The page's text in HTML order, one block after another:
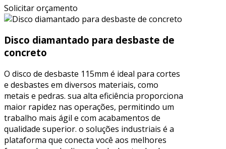
Solicitar orçamento
Disco diamantado para desbaste de
concreto
O disco de desbaste 115mm é ideal para cortes
e desbastes em diversos materiais, como
metais e pedras. sua alta eficiência proporciona
maior rapidez nas operações, permitindo um
trabalho mais ágil e com acabamentos de
qualidade superior. o soluções industriais é a
plataforma que conecta você aos melhores